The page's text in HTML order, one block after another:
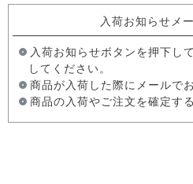
入荷お知らせメ
入荷お知らせボタンを押下し
してください。
商品が入荷した際にメールで
商品の入荷やご注文を確定す